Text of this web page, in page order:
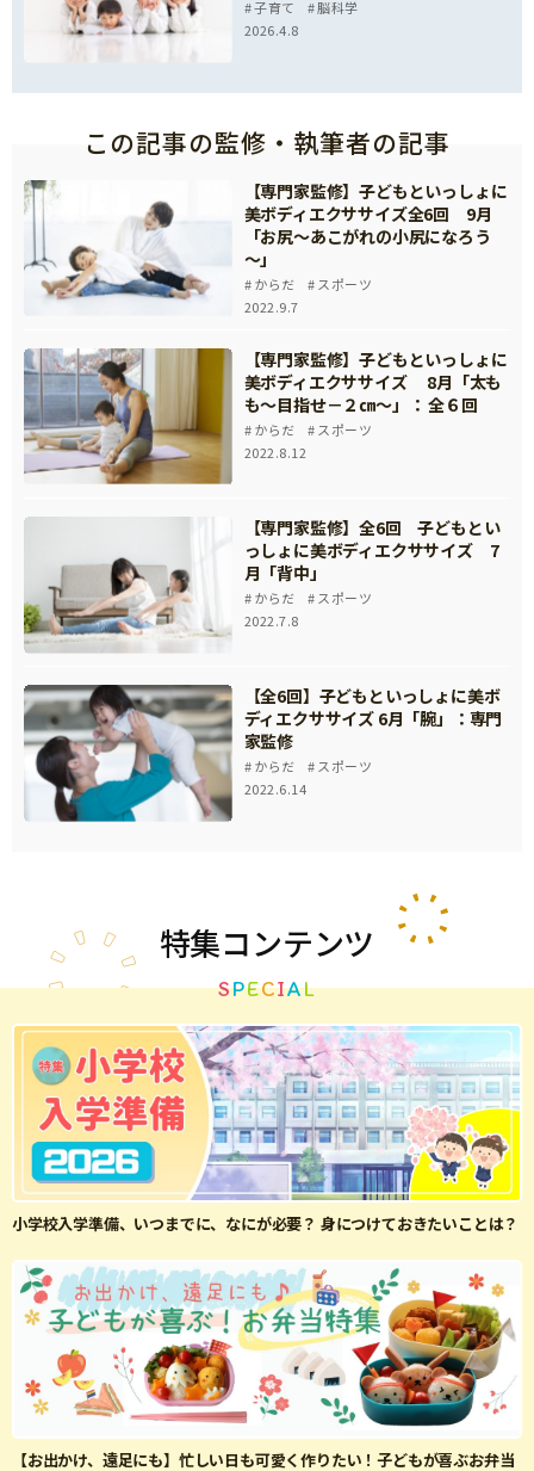
子育て
脳科学
2026.4.8
この記事の監修・執筆者の記事
【専門家監修】子どもといっしょに
美ボディエクササイズ全6回 9月
「お尻～あこがれの小尻になろう
～」
からだ
スポーツ
2022.9.7
【専門家監修】子どもといっしょに
美ボディエクササイズ 8月「太も
も～目指せ－２㎝～」： 全６回
からだ
スポーツ
2022.8.12
【専門家監修】全6回 子どもとい
っしょに美ボディエクササイズ 7
月「背中」
からだ
スポーツ
2022.7.8
【全6回】子どもといっしょに美ボ
ディエクササイズ 6月「腕」：専門
家監修
からだ
スポーツ
2022.6.14
特集コンテンツ
SPECIAL
小学校入学準備、いつまでに、なにが必要？ 身につけておきたいことは？
【お出かけ、遠足にも】忙しい日も可愛く作りたい！子どもが喜ぶお弁当